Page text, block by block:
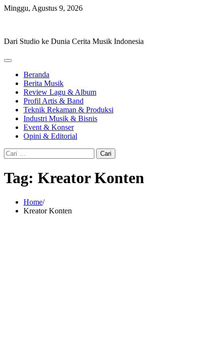
Skip
Minggu, Agustus 9, 2026
Dari Studio ke Dunia Cerita Musik Indonesia
Beranda
Berita Musik
Review Lagu & Album
Profil Artis & Band
Teknik Rekaman & Produksi
Industri Musik & Bisnis
Event & Konser
Opini & Editorial
Cari
untuk:
Tag: Kreator Konten
Home
Kreator Konten